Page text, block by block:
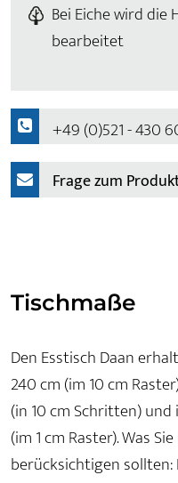
Bei Eiche wird
bearbeitet
+49 (0)521 - 430
Frage zum
Tischmaße
Den Esstisch Daan
240 cm (im 10 cm
(in 10 cm Schritten)
(im 1 cm Raster). Was
berücksichtigen sollten: